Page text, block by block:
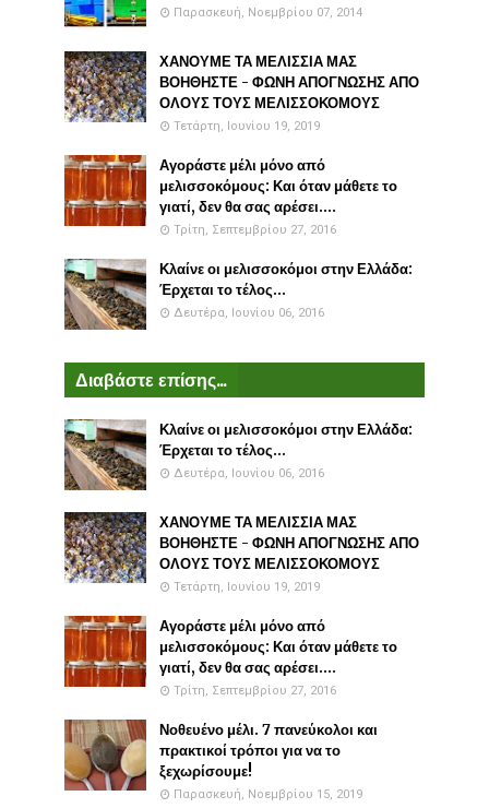
Παρασκευή, Νοεμβρίου 07, 2014
ΧΑΝΟΥΜΕ ΤΑ ΜΕΛΙΣΣΙΑ ΜΑΣ
ΒΟΗΘΗΣΤΕ - ΦΩΝΗ ΑΠΟΓΝΩΣΗΣ ΑΠΟ
ΟΛΟΥΣ ΤΟΥΣ ΜΕΛΙΣΣΟΚΟΜΟΥΣ
Τετάρτη, Ιουνίου 19, 2019
Αγοράστε μέλι μόνο από
μελισσοκόμους: Και όταν μάθετε το
γιατί, δεν θα σας αρέσει....
Τρίτη, Σεπτεμβρίου 27, 2016
Κλαίνε οι μελισσοκόμοι στην Ελλάδα:
Έρχεται το τέλος...
Δευτέρα, Ιουνίου 06, 2016
Διαβάστε επίσης...
Κλαίνε οι μελισσοκόμοι στην Ελλάδα:
Έρχεται το τέλος...
Δευτέρα, Ιουνίου 06, 2016
ΧΑΝΟΥΜΕ ΤΑ ΜΕΛΙΣΣΙΑ ΜΑΣ
ΒΟΗΘΗΣΤΕ - ΦΩΝΗ ΑΠΟΓΝΩΣΗΣ ΑΠΟ
ΟΛΟΥΣ ΤΟΥΣ ΜΕΛΙΣΣΟΚΟΜΟΥΣ
Τετάρτη, Ιουνίου 19, 2019
Αγοράστε μέλι μόνο από
μελισσοκόμους: Και όταν μάθετε το
γιατί, δεν θα σας αρέσει....
Τρίτη, Σεπτεμβρίου 27, 2016
Νοθευένο μέλι. 7 πανεύκολοι και
πρακτικοί τρόποι για να το
ξεχωρίσουμε!
Παρασκευή, Νοεμβρίου 15, 2019